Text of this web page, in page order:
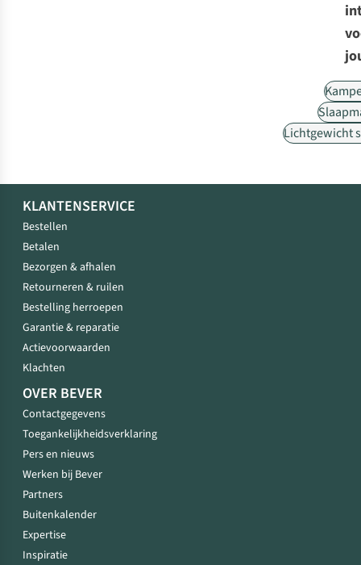
Lichtgewicht
KLANTENSERVICE
Bestellen
Betalen
Bezorgen & afhalen
Retourneren & ruilen
Bestelling herroepen
Garantie & reparatie
Actievoorwaarden
Klachten
OVER BEVER
Contactgegevens
Toegankelijkheidsverklaring
Pers en nieuws
Werken bij Bever
Partners
Buitenkalender
Expertise
Inspiratie